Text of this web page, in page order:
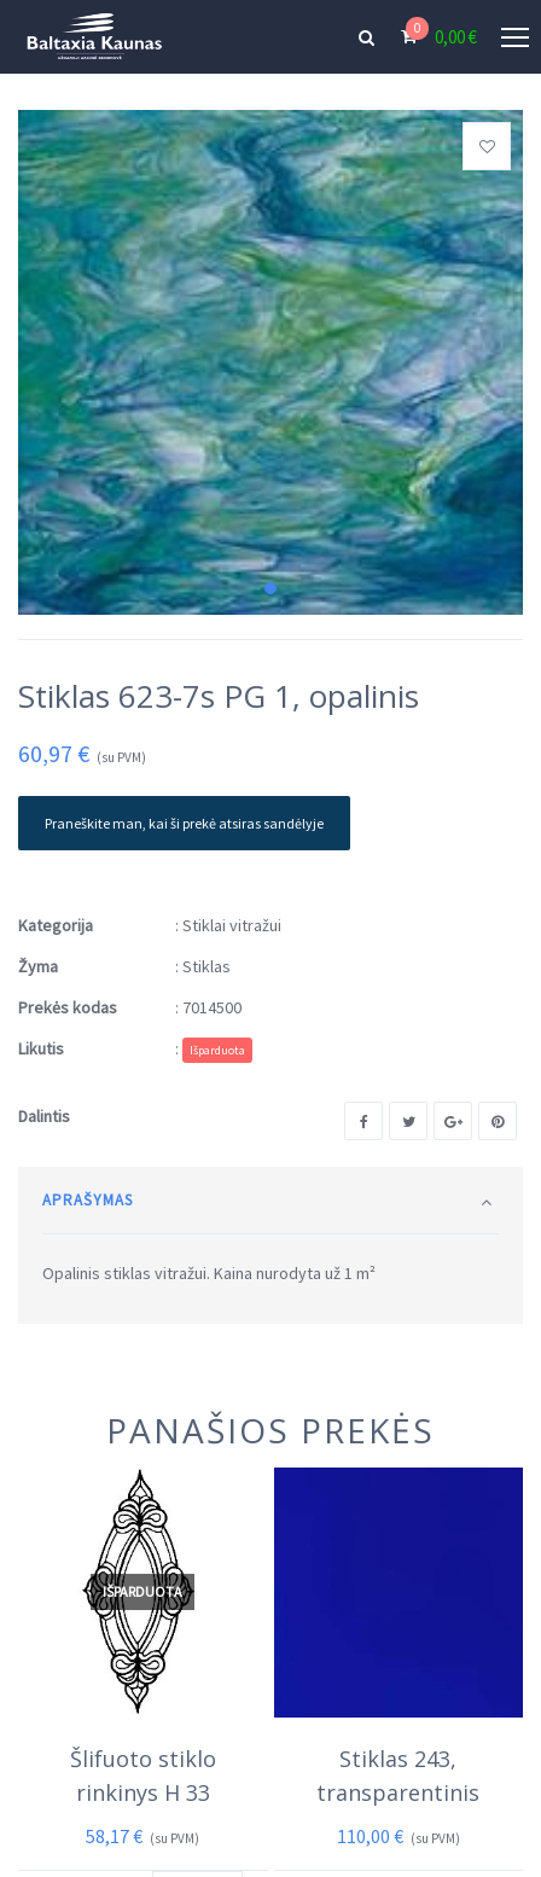
0 0,00€
Stiklas 623-7s PG 1, opalinis
60,97 € (su PVM)
Praneškite man, kai ši prekė atsiras sandėlyje
Kategorija : Stiklai vitražui
Žyma
: Stiklas
Prekės kodas
: 7014500
Likutis
: Išparduota
Dalintis
APRAŠYMAS
Opalinis stiklas vitražui. Kaina nurodyta už 1 m²
PANAŠIOS PREKĖS
IŠPARDUOTA
Šlifuoto stiklo
rinkinys H 33
58,17€ (su PVM)
Stiklas 243,
transparentinis
110,00 € (su PVM)